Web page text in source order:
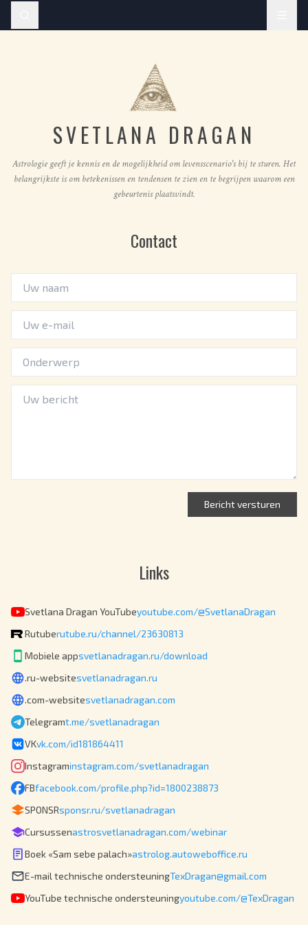
SVETLANA DRAGAN
Astrologie geeft je kennis en de mogelijkheid om levensscenario's bij te sturen. Het
belangrijkste is om betekenissen en tendensen te zien en te begrijpen waarom een
gebeurtenis plaatsvindt.
Contact
Bericht versturen
Links
Svetlana Dragan YouTubeyoutube.com/@SvetlanaDragan
Rutuberutube.ru/channel/23630813
Mobiele appsvetlanadragan.ru/download
.ru-websitesvetlanadragan.ru
.com-websitesvetlanadragan.com
Telegramt.me/svetlanadragan
VKvk.com/id181864411
Instagraminstagram.com/svetlanadragan
FBfacebook.com/profile.php?id=1800238873
SPONSRsponsr.ru/svetlanadragan
Cursussenastrosvetlanadragan.com/webinar
Boek «Sam sebe palach»astrolog.autoweboffice.ru
E-mail technische ondersteuningTexDragan@gmail.com
YouTube technische ondersteuningyoutube.com/@TexDragan